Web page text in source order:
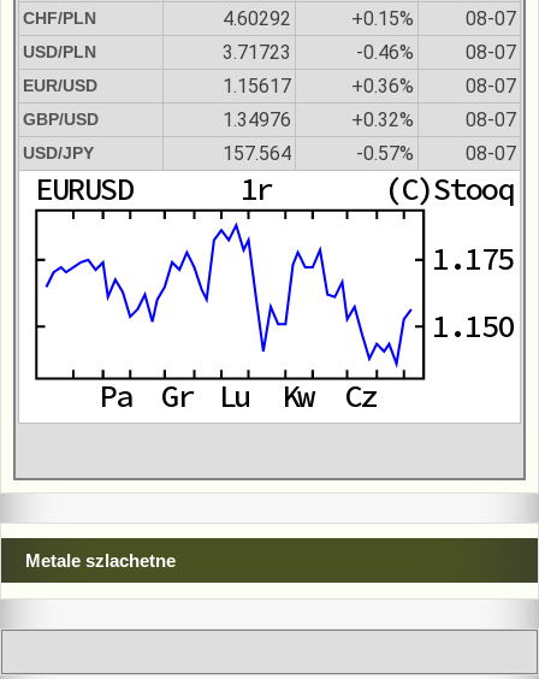
CHF/PLN 4.60292 +0.15% 08-07
USD/PLN 3.71723 -0.46% 08-07
EUR/USD 1.15617 +0.36% 08-07
GBP/USD 1.34976 +0.32% 08-07
USD/JPY 157.564 -0.57% 08-07
Metale szlachetne